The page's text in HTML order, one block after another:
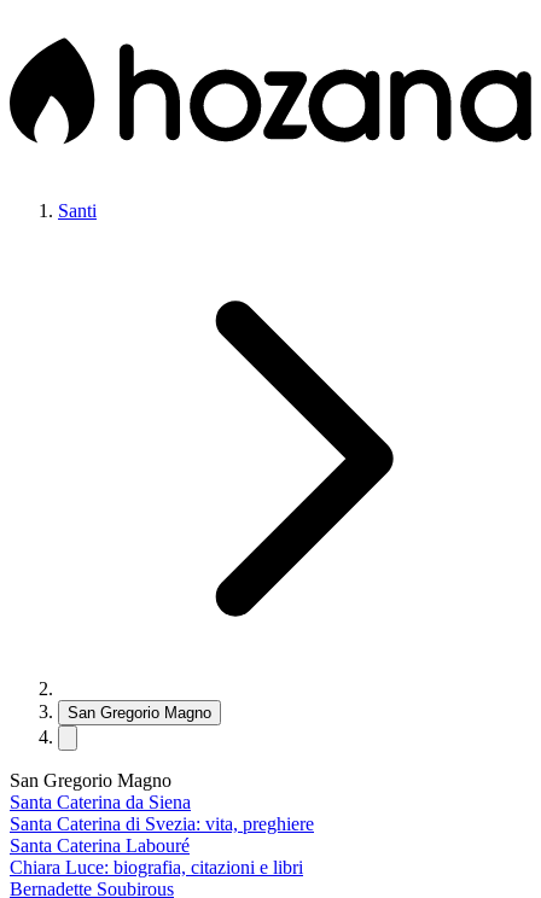
Santi
San Gregorio Magno
San Gregorio Magno
Santa Caterina da Siena
Santa Caterina di Svezia: vita, preghiere
Santa Caterina Labouré
Chiara Luce: biografia, citazioni e libri
Bernadette Soubirous